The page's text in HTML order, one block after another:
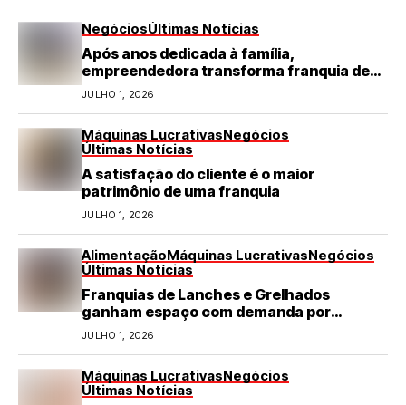
NegóciosÚltimas Notícias
Após anos dedicada à família,
empreendedora transforma franquia de
turismo em negócio de destaque no RN
JULHO 1, 2026
Máquinas LucrativasNegócios
Últimas Notícias
A satisfação do cliente é o maior
patrimônio de uma franquia
JULHO 1, 2026
AlimentaçãoMáquinas LucrativasNegócios
Últimas Notícias
Franquias de Lanches e Grelhados
ganham espaço com demanda por
refeições rápidas e de qualidade
JULHO 1, 2026
Máquinas LucrativasNegócios
Últimas Notícias